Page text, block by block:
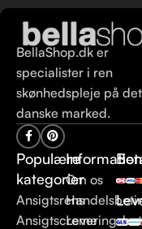
BellaShop.dk er
specialister i ren
skønhedspleje på det
danske marked.
Populære
kategorier
Ansigtsrens
Ansigtscreme
Information
Om os